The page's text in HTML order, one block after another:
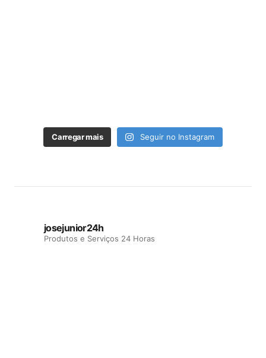
Carregar mais Seguir no Instagram
josejunior24h
Produtos e Serviços 24 Horas